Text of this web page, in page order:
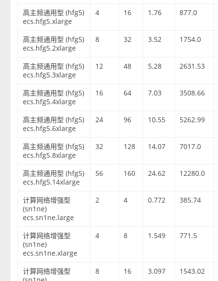
高主频通用型 (hfg5)
ecs.hfg5.xlarge
4 16 1.76 877.0
高主频通用型 (hfg5)
ecs.hfg5.2xlarge
8 32 3.52 1754.0
高主频通用型 (hfg5)
ecs.hfg5.3xlarge
12 48 5.28 2631.53
高主频通用型 (hfg5)
ecs.hfg5.4xlarge
16 64 7.03 3508.66
高主频通用型 (hfg5)
ecs.hfg5.6xlarge
24 96 10.55 5262.99
高主频通用型 (hfg5)
ecs.hfg5.8xlarge
32 128 14.07 7017.0
高主频通用型 (hfg5)
ecs.hfg5.14xlarge
56 160 24.62 12280.0
计算网络增强型
(sn1ne)
ecs.sn1ne.large
2 4 0.772 385.74
计算网络增强型
(sn1ne)
ecs.sn1ne.xlarge
4 8 1.549 771.5
计算网络增强型
8 16 3.097 1543.02